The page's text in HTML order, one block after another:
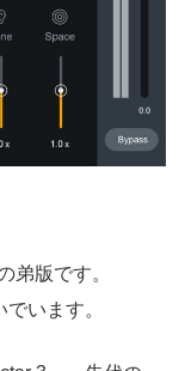
弟版です。
います。